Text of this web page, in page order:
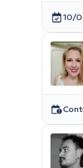
10/